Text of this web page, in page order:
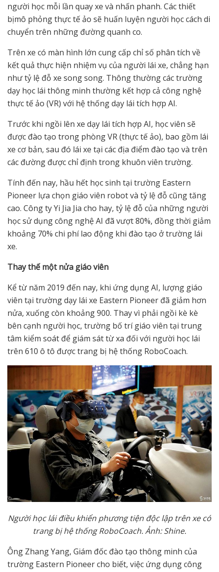
người học mỗi lần quay xe và nhấn phanh. Các thiết
bịmô phỏng thực tế ảo sẽ huấn luyện người học cách di
chuyển trên những đường quanh co.
Trên xe có màn hình lớn cung cấp chỉ số phân tích về
kết quả thực hiện nhiệm vụ của người lái xe, chẳng hạn
như tỷ lệ đỗ xe song song. Thông thường các trường
dạy học lái thông minh thường kết hợp cả công nghệ
thực tế ảo (VR) với hệ thống dạy lái tích hợp AI.
Trước khi ngồi lên xe dạy lái tích hợp AI, học viên sẽ
được đào tạo trong phòng VR (thực tế ảo), bao gồm lái
xe cơ bản, sau đó lái xe tại các địa điểm đào tạo và trên
các đường được chỉ định trong khuôn viên trường.
Tính đến nay, hầu hết học sinh tại trường Eastern
Pioneer lựa chọn giáo viên robot và tỷ lệ đỗ cũng tăng
cao. Công ty Yi Jia Jia cho hay, tỷ lệ đỗ của những người
học sử dụng công nghệ AI đã vượt 80%, đồng thời giảm
khoảng 70% chi phí lao động khi đào tạo ở trường lái
xe.
Thay thếmột nửa giáo viên
Kể từ năm 2019 đến nay, khi ứng dụng AI, lượng giáo
viên tại trường dạy lái xe Eastern Pioneer đã giảm hơn
nửa, xuống còn khoảng 900. Thay vì phải ngồi kè kè
bên cạnh người học, trường bố trí giáo viên tại trung
tâm kiểm soát để giám sát từ xa đối với người học lái
trên 610 ô tô được trang bị hệ thống RoboCoach.
Người học lái điều khiển phương tiện độc lập trên xe có
trang bịhệthống RoboCoach.Ảnh: Shine.
Ông Zhang Yang, Giám đốc đào tạo thông minh của
trường Eastern Pioneer cho biết, việc ứng dụng công